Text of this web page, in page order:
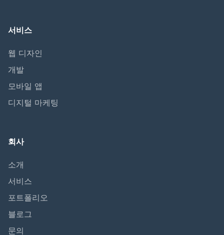
서비스
웹 디자인
개발
모바일 앱
디지털 마케팅
회사
소개
서비스
포트폴리오
블로그
문의